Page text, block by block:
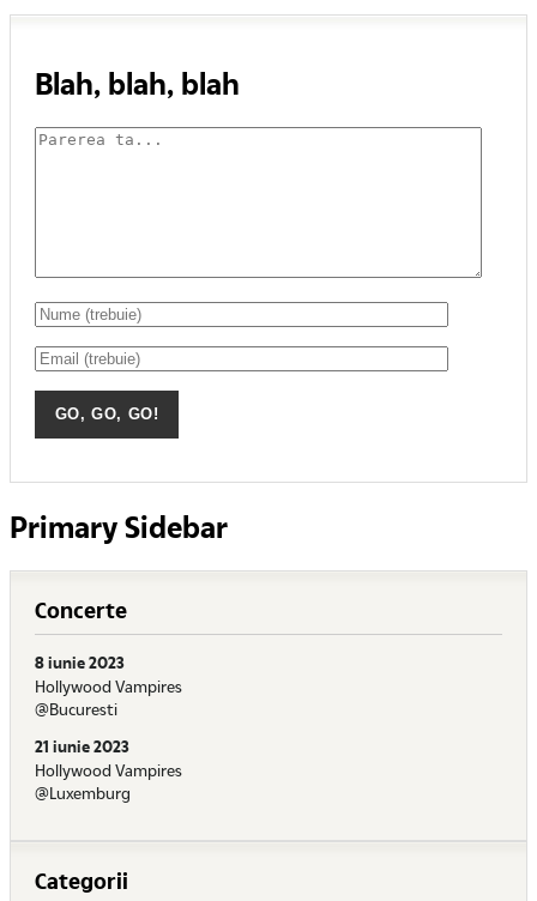
Blah, blah, blah
Primary Sidebar
Concerte
8 iunie 2023
Hollywood Vampires
@Bucuresti
21 iunie 2023
Hollywood Vampires
@Luxemburg
Categorii